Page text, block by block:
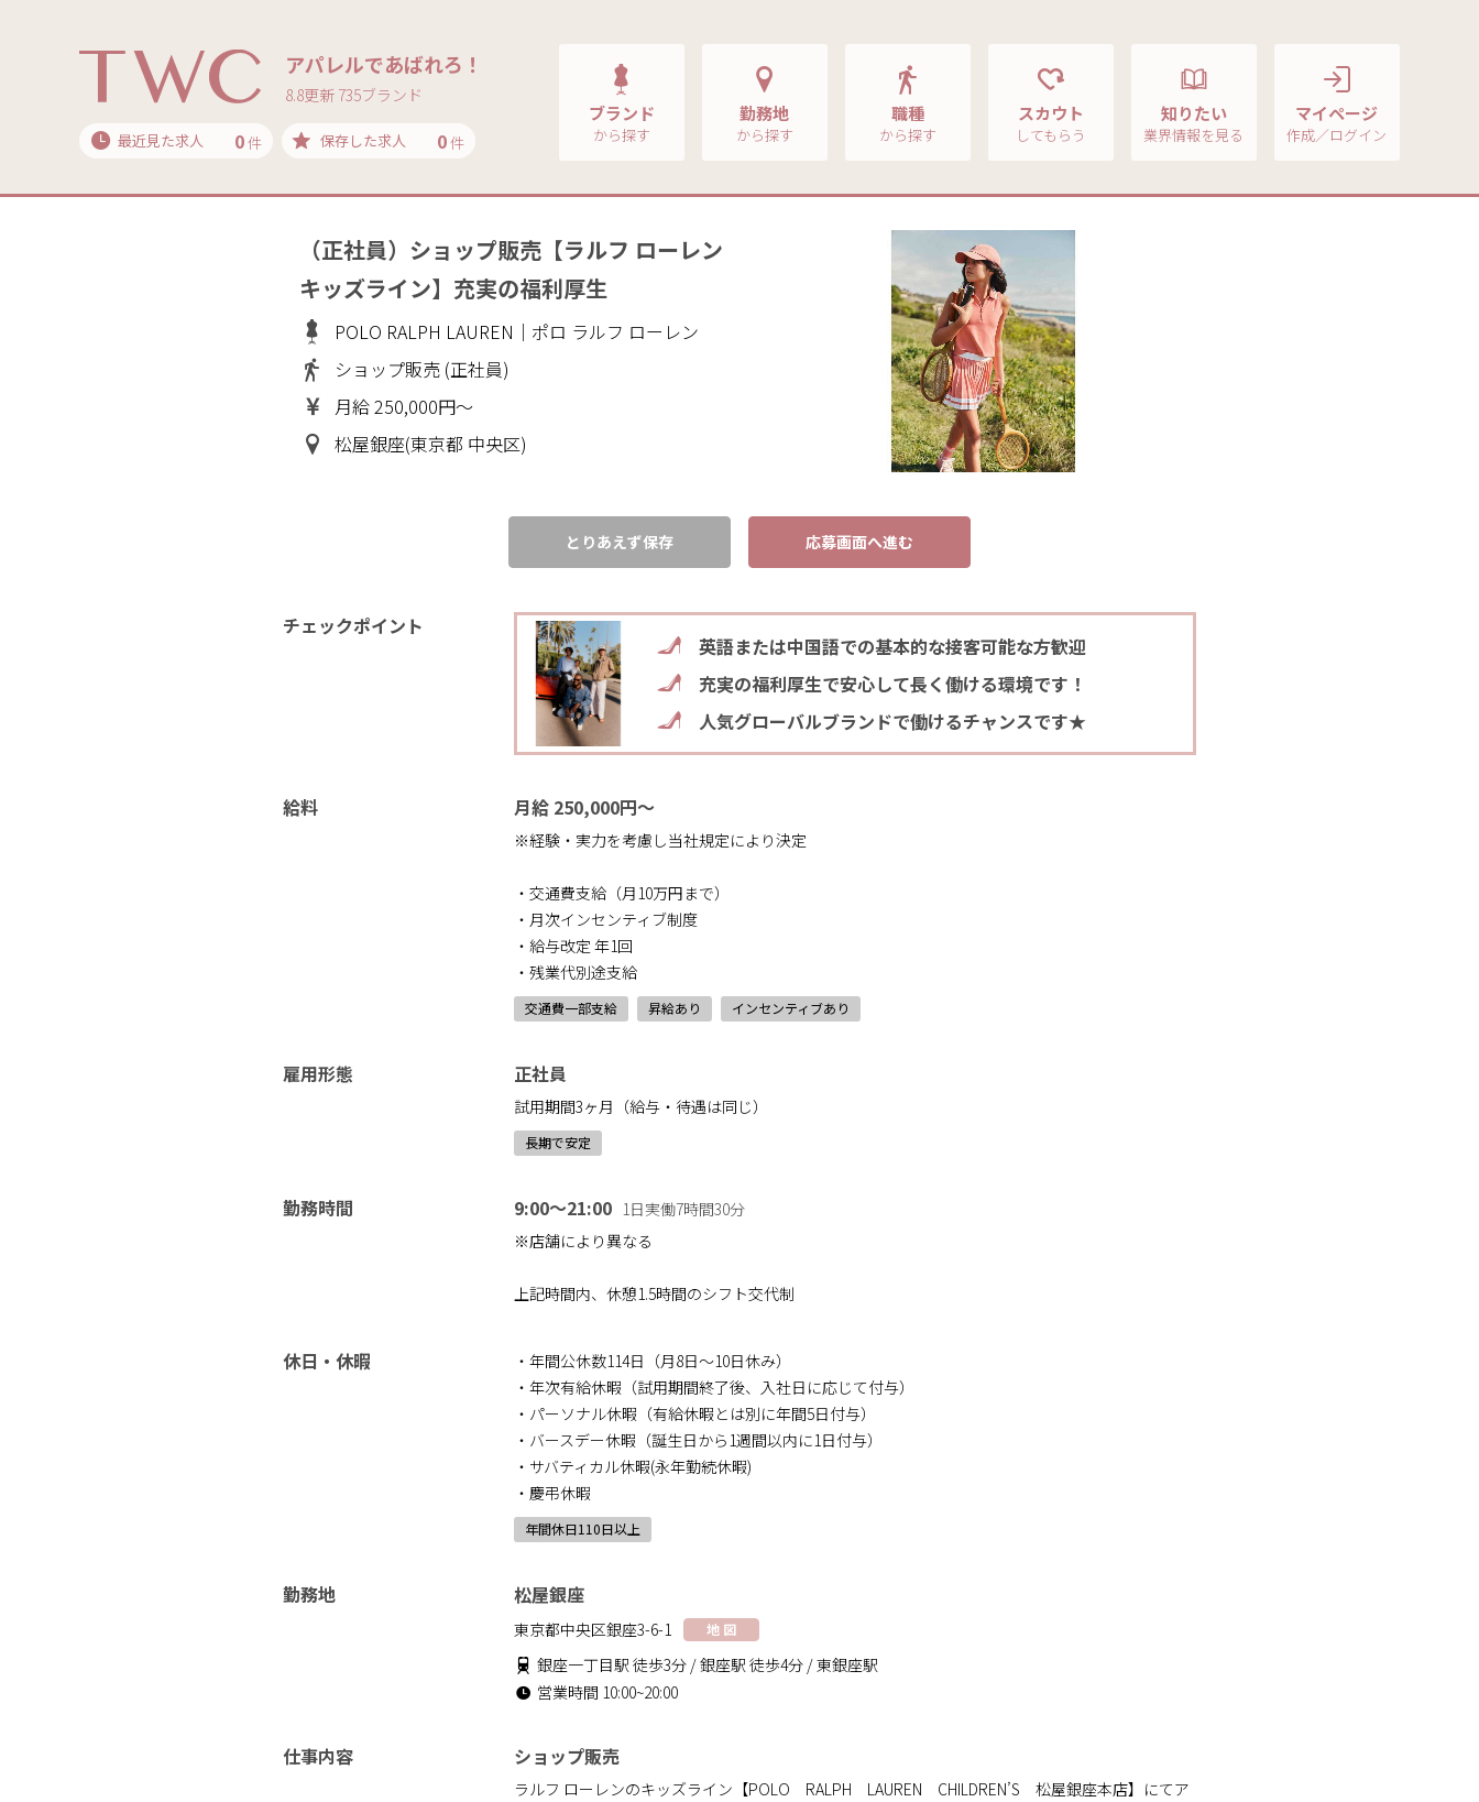
アパレルであばれろ！
8.8更新 735ブランド
最近見た求人 0件 保存した求人 0件
ブランド
から探す
勤務地
から探す
職種
から探す
スカウト
してもらう
知りたい
業界情報を見る
マイページ
作成／ログイン
（正社員）ショップ販売【ラルフ ローレン
キッズライン】充実の福利厚生
POLO RALPH LAUREN｜ポロ ラルフ ローレン
ショップ販売 (正社員)
月給 250,000円～
松屋銀座(東京都 中央区)
とりあえず保存 応募画面へ進む
チェックポイント
英語または中国語での基本的な接客可能な方歓迎
充実の福利厚生で安心して長く働ける環境です！
人気グローバルブランドで働けるチャンスです★
給料 月給 250,000円～
※経験・実力を考慮し当社規定により決定
・交通費支給（月10万円まで）
・月次インセンティブ制度
・給与改定 年1回
・残業代別途支給
交通費一部支給 昇給あり インセンティブあり
雇用形態 正社員
試用期間3ヶ月（給与・待遇は同じ）
長期で安定
勤務時間 9:00～21:00 1日実働7時間30分
※店舗により異なる
上記時間内、休憩1.5時間のシフト交代制
休日・休暇
・年間公休数114日（月8日～10日休み）
・年次有給休暇（試用期間終了後、入社日に応じて付与）
・パーソナル休暇（有給休暇とは別に年間5日付与）
・バースデー休暇（誕生日から1週間以内に1日付与）
・サバティカル休暇(永年勤続休暇)
・慶弔休暇
年間休日110日以上
勤務地 松屋銀座
東京都中央区銀座3-6-1 地 図
銀座一丁目駅 徒歩3分 / 銀座駅 徒歩4分 / 東銀座駅
営業時間 10:00~20:00
仕事内容 ショップ販売
ラルフ ローレンのキッズライン【POLO RALPH LAUREN CHILDREN’S 松屋銀座本店】にてア